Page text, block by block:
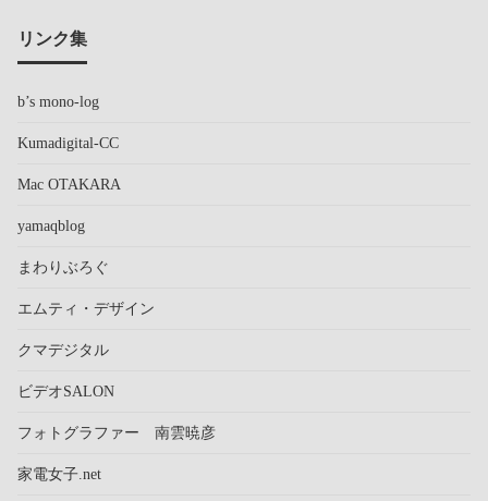
リンク集
b’s mono-log
Kumadigital-CC
Mac OTAKARA
yamaqblog
まわりぶろぐ
エムティ・デザイン
クマデジタル
ビデオSALON
フォトグラファー 南雲暁彦
家電女子.net